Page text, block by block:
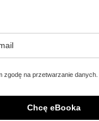
zgodę na przetwarzanie danych.
Chcę eBooka